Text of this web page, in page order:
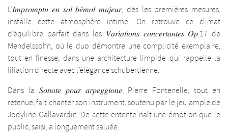
L’𝐼𝑚𝑝𝑟𝑜𝑚𝑝𝑡𝑢 𝑒𝑛 𝑠𝑜𝑙 𝑏𝑒́𝑚𝑜𝑙 𝑚𝑎𝑗𝑒𝑢𝑟, dès les premières mesures,
installe cette atmosphère intime. On retrouve ce climat
d’équilibre parfait dans les 𝑉𝑎𝑟𝑖𝑎𝑡𝑖𝑜𝑛𝑠 𝑐𝑜𝑛𝑐𝑒𝑟𝑡𝑎𝑛𝑡𝑒𝑠 𝑂𝑝.17 de
Mendelssohn, où le duo démontre une complicité exemplaire,
tout en finesse, dans une architecture limpide qui rappelle la
filiation directe avec l’élégance schubertienne.
Dans la 𝑆𝑜𝑛𝑎𝑡𝑒 𝑝𝑜𝑢𝑟 𝑎𝑟𝑝𝑒𝑔𝑔𝑖𝑜𝑛𝑒, Pierre Fontenelle, tout en
retenue, fait chanter son instrument, soutenu par le jeu ample de
Jodyline Gallavardin. De cette entente naît une émotion que le
public, saisi, a longuement saluée.